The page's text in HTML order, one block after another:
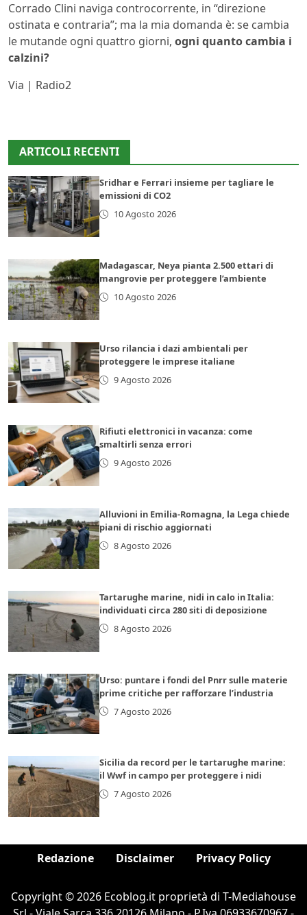
Corrado Clini naviga controcorrente, in “direzione
ostinata e contraria”; ma la mia domanda è: se cambia
le mutande ogni quattro giorni, ogni quanto cambia i
calzini?
Via | Radio2
ARTICOLI RECENTI
Sridhar e Ferrari insieme per tagliare le
emissioni di CO2
10 Agosto 2026
Madagascar, Neya pianta 2.500 ettari di
mangrovie per proteggere l’ambiente
10 Agosto 2026
Urso rilancia i dazi ambientali per
proteggere le imprese italiane
9 Agosto 2026
Rifiuti elettronici in vacanza: come
smaltirli senza errori
9 Agosto 2026
Alluvioni in Emilia-Romagna, la Lega chiede
piani di rischio aggiornati
8 Agosto 2026
Tartarughe marine, nidi in calo in Italia:
individuati circa 280 siti di deposizione
8 Agosto 2026
Urso: puntare i fondi del Pnrr sulle materie
prime critiche per rafforzare l’industria
7 Agosto 2026
Sicilia da record per le tartarughe marine:
il Wwf in campo per proteggere i nidi
7 Agosto 2026
Redazione Disclaimer Privacy Policy
Copyright © 2026 Ecoblog.it proprietà di T-Mediahouse